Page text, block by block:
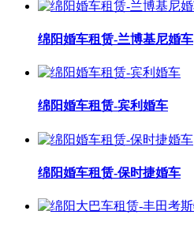
绵阳婚车租赁-兰博基尼婚车
绵阳婚车租赁-宾利婚车
绵阳婚车租赁-保时捷婚车